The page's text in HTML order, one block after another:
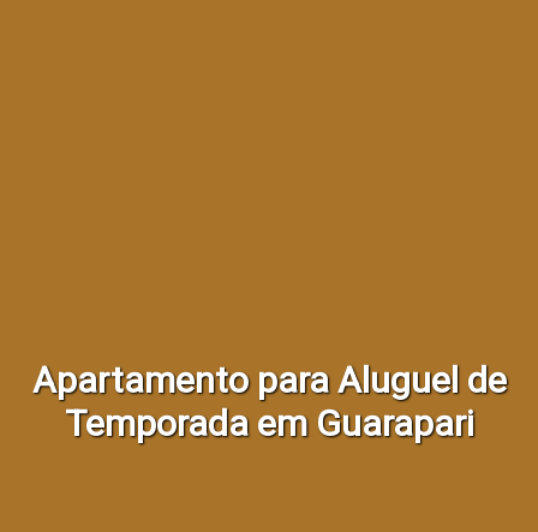
Apartamento para Aluguel de
Temporada em Guarapari